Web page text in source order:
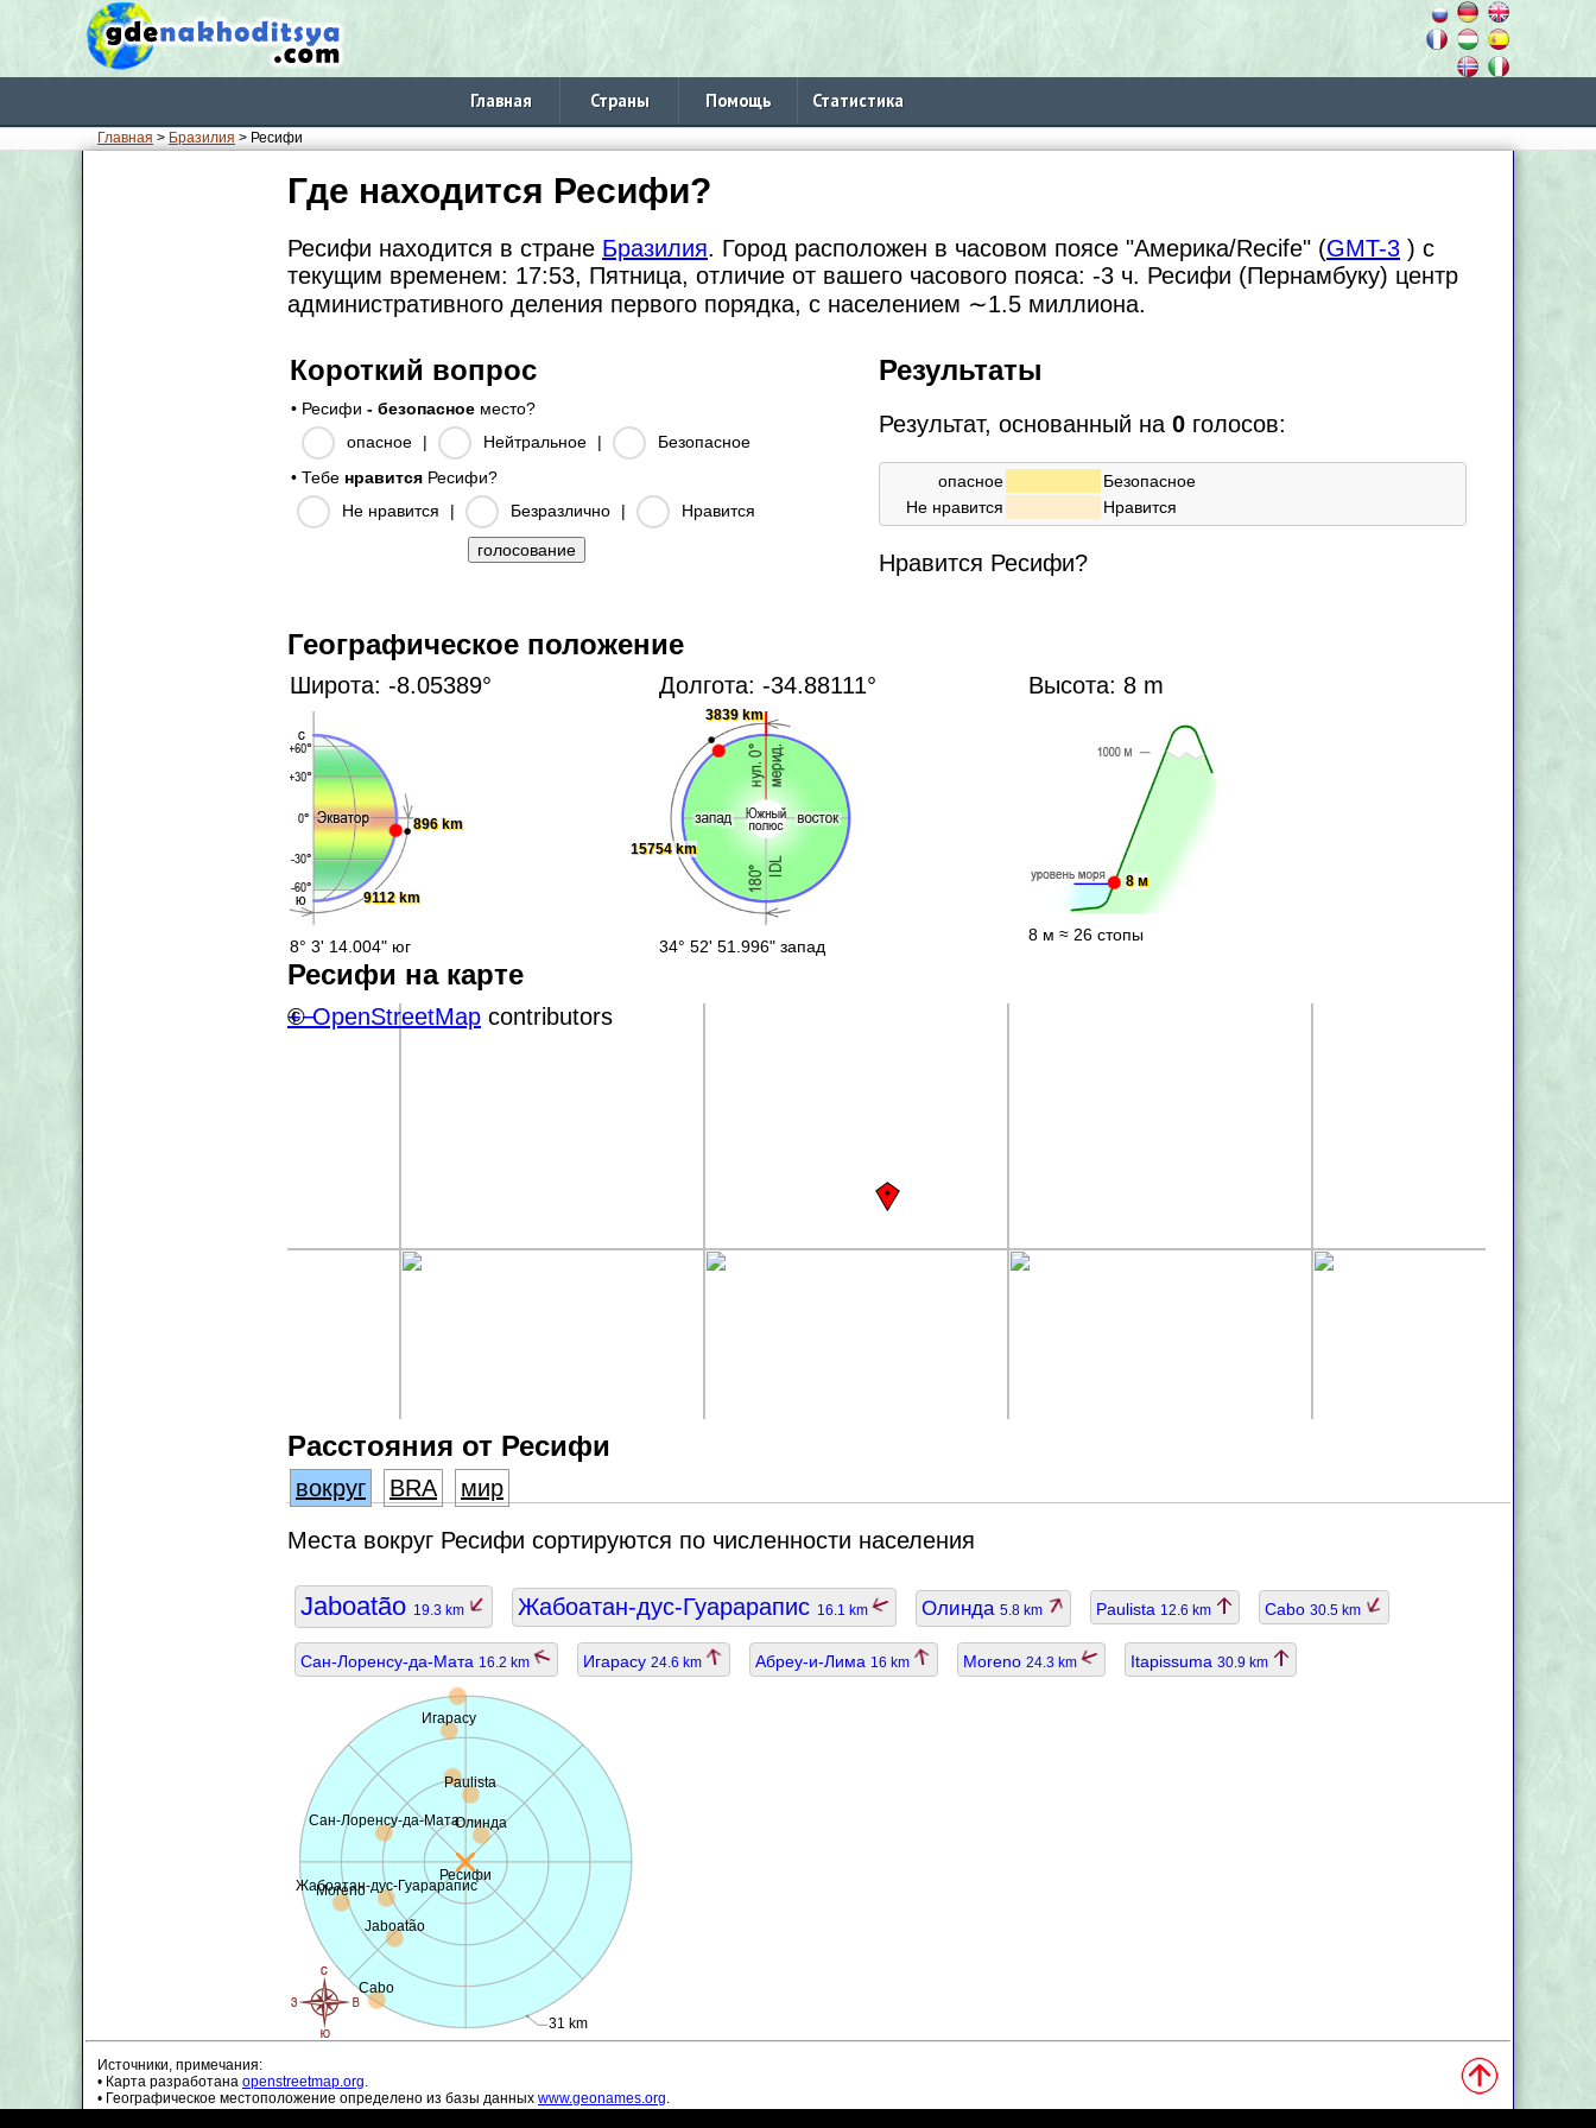
Главная Страны Помощь Статистика
Главная > Бразилия > Ресифи
Где находится Ресифи?
Ресифи находится в стране Бразилия. Город расположен в часовом поясе "Америка/Recife" (GMT-3 ) с
текущим временем: 17:53, Пятница, отличие от вашего часового пояса: -3 ч. Ресифи (Пернамбуку) центр
административного деления первого порядка, с населением ∼1.5 миллиона.
Короткий вопрос
• Ресифи - безопасное место?
опасное
| Нейтральное |
Безопасное
• Тебе нравится Ресифи?
Не нравится
| Безразлично | Нравится
Результаты
Результат, основанный на0 голосов:
опасное
Безопасное
Не нравится
Нравится
Нравится Ресифи?
Географическое положение
Широта: -8.05389°
9112 km
896 km
8° 3' 14.004" юг
Долгота: -34.88111°
3839 km
15754 km
34° 52' 51.996" запад
Высота: 8 m
8 м
8 м ≈ 26 стопы
Ресифи на карте
+−
©OpenStreetMap contributors
Расстояния от Ресифи
вокруг BRA
мир
Места вокруг Ресифи сортируются по численности населения
Jaboatão 19.3 km Жабоатан-дус-Гуарарапис 16.1 km Олинда 5.8 km Paulista 12.6 km Cabo 30.5 km
Сан-Лоренсу-да-Мата 16.2 km Игарасу 24.6 km Абреу-и-Лима 16 km Moreno 24.3 km Itapissuma 30.9 km
Ресифи
31 km
Jaboatão
Жабоатан-дус-Гуарарапис
Олинда
Paulista
Cabo
Сан-Лоренсу-да-Мата
Игарасу
Moreno
Источники, примечания:
• Карта разработана openstreetmap.org.
• Географическое местоположение определено из базы данных www.geonames.org.